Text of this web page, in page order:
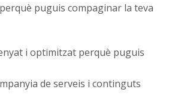
puguis compaginar la teva
i optimitzat perquè puguis
de serveis i continguts